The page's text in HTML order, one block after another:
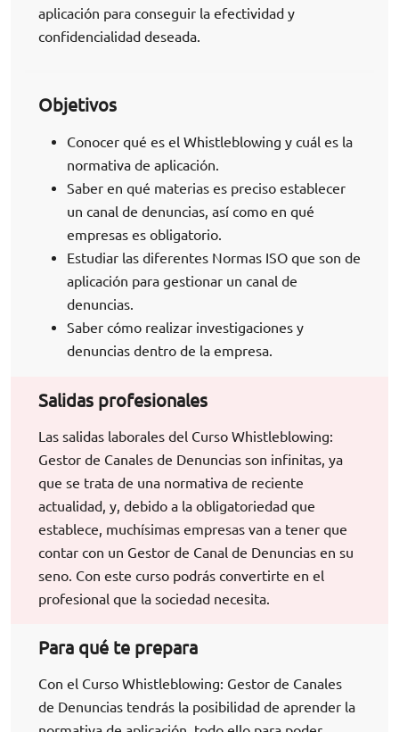
aplicación para conseguir la efectividad y
confidencialidad deseada.
Objetivos
Conocer qué es el Whistleblowing y cuál es la
normativa de aplicación.
Saber en qué materias es preciso establecer
un canal de denuncias, así como en qué
empresas es obligatorio.
Estudiar las diferentes Normas ISO que son de
aplicación para gestionar un canal de
denuncias.
Saber cómo realizar investigaciones y
denuncias dentro de la empresa.
Salidas profesionales
Las salidas laborales del Curso Whistleblowing:
Gestor de Canales de Denuncias son infinitas, ya
que se trata de una normativa de reciente
actualidad, y, debido a la obligatoriedad que
establece, muchísimas empresas van a tener que
contar con un Gestor de Canal de Denuncias en su
seno. Con este curso podrás convertirte en el
profesional que la sociedad necesita.
Para qué te prepara
Con el Curso Whistleblowing: Gestor de Canales
de Denuncias tendrás la posibilidad de aprender la